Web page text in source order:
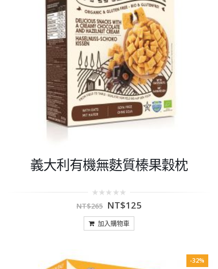
義大利有機無麩質榛果穀枕
0
out
5
NT$265 NT$125
加入購物車
-32%